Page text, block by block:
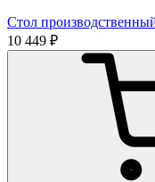
Стол
10 449 ₽